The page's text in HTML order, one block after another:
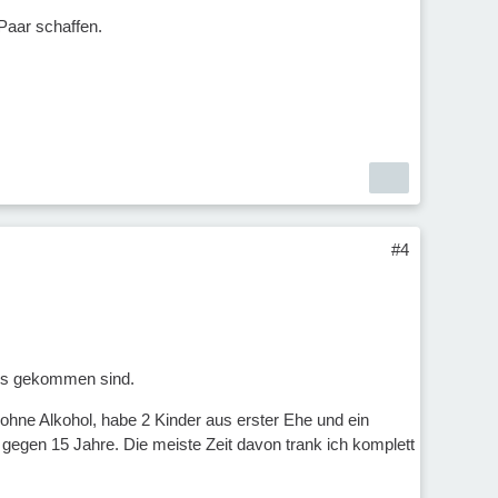
schaffen.
#4
gekommen sind.
Alkohol, habe 2 Kinder aus erster Ehe und ein
15 Jahre. Die meiste Zeit davon trank ich komplett